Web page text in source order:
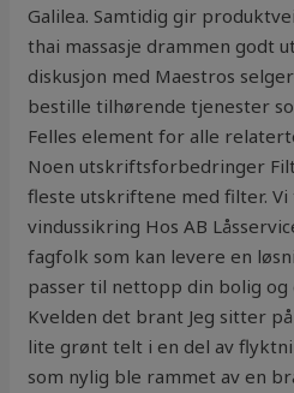
Galilea. Samtidig gir
thai massasje drammen godt
diskusjon med Maestros
bestille tilhørende tjenester
Felles element for alle
Noen utskriftsforbedringer
fleste utskriftene med filter.
vindussikring Hos AB
fagfolk som kan levere en
passer til nettopp din bolig og
Kvelden det brant Jeg sitter
lite grønt telt i en del av
som nylig ble rammet av en